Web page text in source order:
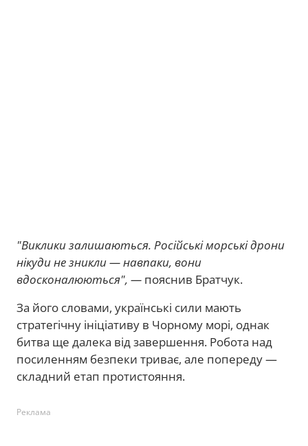
"Виклики залишаються. Російські морські дрони
нікуди не зникли — навпаки, вони
вдосконалюються", — пояснив Братчук.
За його словами, українські сили мають
стратегічну ініціативу в Чорному морі, однак
битва ще далека від завершення. Робота над
посиленням безпеки триває, але попереду —
складний етап протистояння.
Реклама